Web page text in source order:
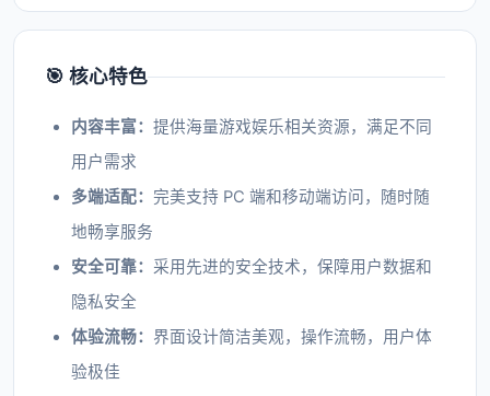
🎯 核心特色
内容丰富： 提供海量游戏娱乐相关资源，满足不同
用户需求
多端适配： 完美支持 PC 端和移动端访问，随时随
地畅享服务
安全可靠： 采用先进的安全技术，保障用户数据和
隐私安全
体验流畅： 界面设计简洁美观，操作流畅，用户体
验极佳